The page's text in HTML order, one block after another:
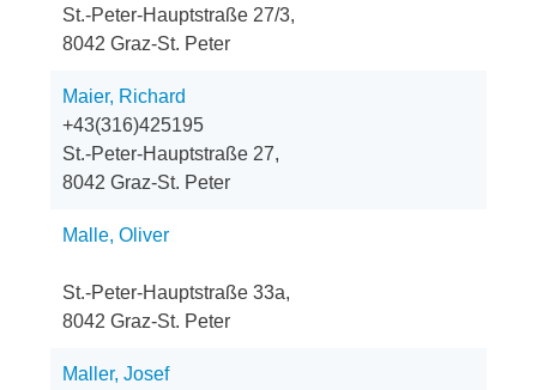
St.-Peter-Hauptstraße 27/3,
8042 Graz-St. Peter
Maier, Richard
+43(316)425195
St.-Peter-Hauptstraße 27,
8042 Graz-St. Peter
Malle, Oliver
St.-Peter-Hauptstraße 33a,
8042 Graz-St. Peter
Maller, Josef